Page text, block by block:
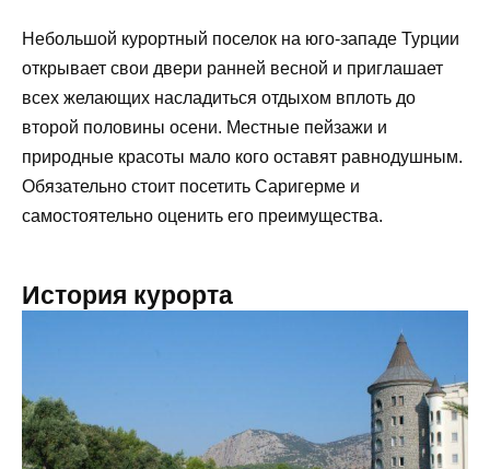
Небольшой курортный поселок на юго-западе Турции
открывает свои двери ранней весной и приглашает
всех желающих насладиться отдыхом вплоть до
второй половины осени. Местные пейзажи и
природные красоты мало кого оставят равнодушным.
Обязательно стоит посетить Саригерме и
самостоятельно оценить его преимущества.
История курорта